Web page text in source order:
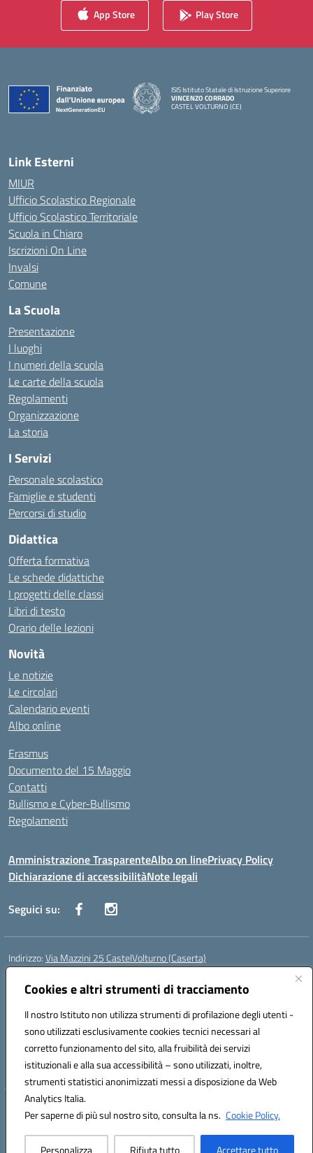
Cookies e altri strumenti di tracciamento
Il nostro Istituto non utilizza strumenti di profilazione degli utenti -
sono utilizzati esclusivamente cookies tecnici necessari al
corretto funzionamento del sito, alla fruibilità dei servizi
istituzionali e alla sua accessibilità – sono utilizzati, inoltre,
strumenti statistici anonimizzati messi a disposizione da Web
Analytics Italia.
Per saperne di più sul nostro sito, consulta la ns. Cookie Policy.
Personalizza Rifiuta tutto Accettare tutto
App Store Play Store
ISIS Istituto Statale di Istruzione Superiore
VINCENZO CORRADO
CASTEL VOLTURNO (CE)
Link Esterni
MIUR
Ufficio Scolastico Regionale
Ufficio Scolastico Territoriale
Scuola in Chiaro
Iscrizioni On Line
Invalsi
Comune
La Scuola
Presentazione
I luoghi
I numeri della scuola
Le carte della scuola
Regolamenti
Organizzazione
La storia
I Servizi
Personale scolastico
Famiglie e studenti
Percorsi di studio
Didattica
Offerta formativa
Le schede didattiche
I progetti delle classi
Libri di testo
Orario delle lezioni
Novità
Le notizie
Le circolari
Calendario eventi
Albo online
Erasmus
Documento del 15 Maggio
Contatti
Bullismo e Cyber-Bullismo
Regolamenti
Amministrazione TrasparenteAlbo on linePrivacy Policy
Dichiarazione di accessibilitàNote legali
Seguici su:
Indirizzo:Via Mazzini 25 CastelVolturno (Caserta)
Centralino:
Posta elettronica certificata (PEC):ceis014005@pec.istruzione.it
Codice fiscale: 93063510619
Codice meccanografico:CEIS014005
Codice Indice delle Pubbliche Amministrazioni (IPA): istsc_ceis014005
Codice unico di fatturazione (CUF): UOU8EW
Hosting & Powered by 3D Solution S.r.l.
Concept & Design by Designers Italia